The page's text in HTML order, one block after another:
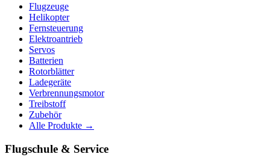
Flugzeuge
Helikopter
Fernsteuerung
Elektroantrieb
Servos
Batterien
Rotorblätter
Ladegeräte
Verbrennungsmotor
Treibstoff
Zubehör
Alle Produkte →
Flugschule & Service